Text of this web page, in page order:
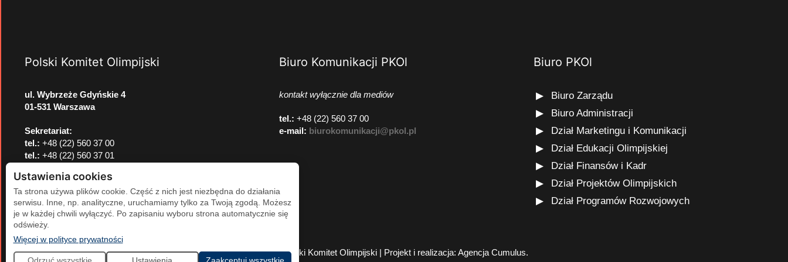
Polski Komitet Olimpijski
ul. Wybrzeże Gdyńskie 4
01-531 Warszawa
Sekretariat:
tel.: +48 (22) 560 37 00
tel.: +48 (22) 560 37 01
Biuro Komunikacji PKOl
kontakt wyłącznie dla mediów
tel.: +48 (22) 560 37 00
e-mail: biurokomunikacji@pkol.pl
Biuro PKOl
Biuro Zarządu
Biuro Administracji
Dział Marketingu i Komunikacji
Dział Edukacji Olimpijskiej
Dział Finansów i Kadr
Dział Projektów Olimpijskich
Dział Programów Rozwojowych
2026 Polski Komitet Olimpijski | Projekt i realizacja: Agencja Cumulus.
Ustawienia cookies
Ta strona używa plików cookie. Część z nich jest niezbędna do działania
serwisu. Inne, np. analityczne, uruchamiamy tylko za Twoją zgodą. Możesz
je w każdej chwili wyłączyć. Po zapisaniu wyboru strona automatycznie się
odświeży.
Więcej w polityce prywatności(otwiera się w nowej karcie)